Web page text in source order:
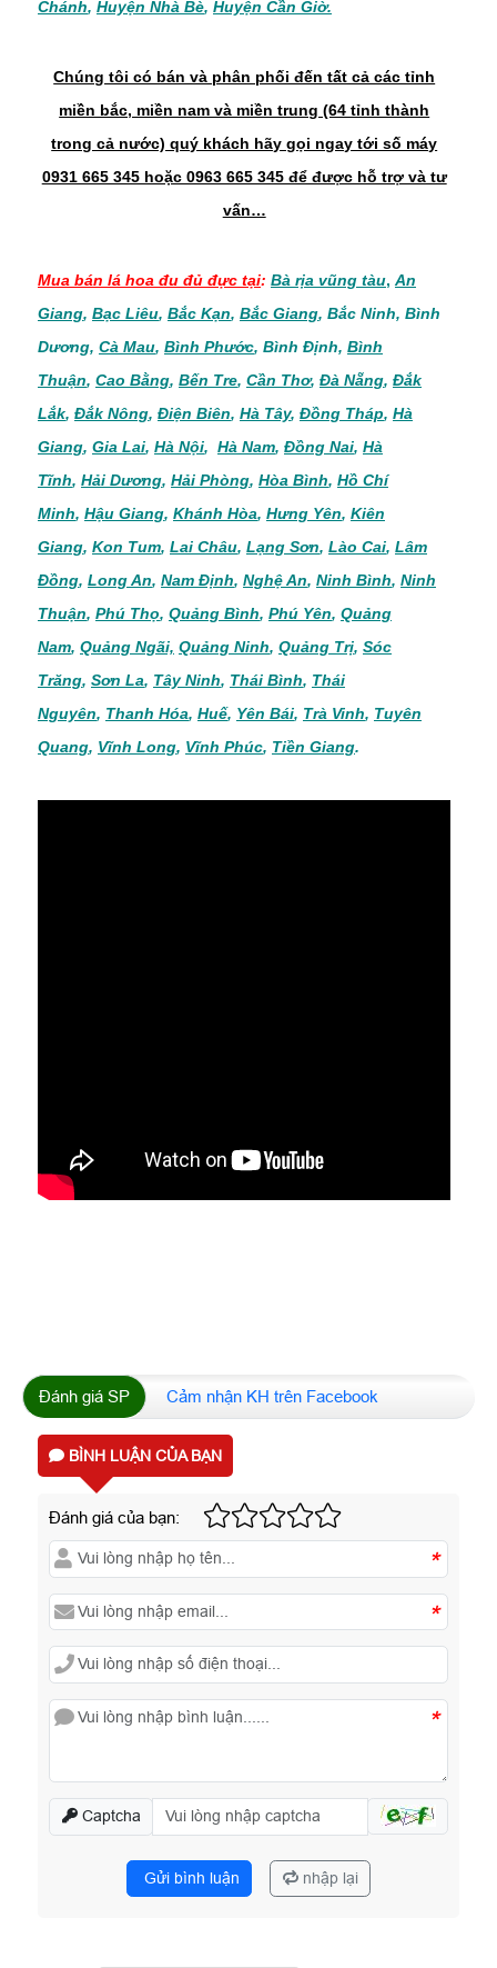
Chánh, Huyện Nhà Bè, Huyện Cần Giờ.
Chúng tôi có bán và phân phối đến tất cả các tỉnh
miền bắc, miền nam và miền trung (64 tỉnh thành
trong cả nước) quý khách hãy gọi ngay tới số máy
0931 665 345 hoặc 0963 665 345 để được hỗ trợ và tư
vấn…
Mua bán lá hoa đu đủ đực tại: Bà rịa vũng tàu, An
Giang, Bạc Liêu, Bắc Kạn, Bắc Giang, Bắc Ninh, Bình
Dương, Cà Mau, Bình Phước, Bình Định, Bình
Thuận, Cao Bằng, Bến Tre, Cần Thơ, Đà Nẵng, Đắk
Lắk, Đắk Nông, Điện Biên, Hà Tây, Đồng Tháp, Hà
Giang, Gia Lai, Hà Nội, Hà Nam, Đồng Nai, Hà
Tĩnh, Hải Dương, Hải Phòng, Hòa Bình, Hồ Chí
Minh, Hậu Giang, Khánh Hòa, Hưng Yên, Kiên
Giang, Kon Tum, Lai Châu, Lạng Sơn, Lào Cai, Lâm
Đồng, Long An, Nam Định, Nghệ An, Ninh Bình, Ninh
Thuận, Phú Thọ, Quảng Bình, Phú Yên, Quảng
Nam, Quảng Ngãi, Quảng Ninh, Quảng Trị, Sóc
Trăng, Sơn La, Tây Ninh, Thái Bình, Thái
Nguyên, Thanh Hóa, Huế, Yên Bái, Trà Vinh, Tuyên
Quang, Vĩnh Long, Vĩnh Phúc, Tiền Giang.
Đánh giá SP Cảm nhận KH trên Facebook
BÌNH LUẬN CỦA BẠN
Đánh giá của bạn:
*
*
*
Captcha
Gửi bình luận nhập lại